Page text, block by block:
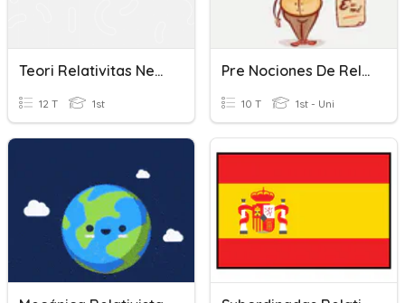
Teori Relativitas Newton
12 T 1st
Pre Nociones De Relatividad
10 T 1st - Uni